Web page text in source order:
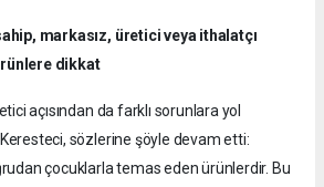
markasız, üretici veya ithalatçı
dikkat
açısından da farklı sorunlara yol
sözlerine şöyle devam etti:
çocuklarla temas eden ürünlerdir. Bu